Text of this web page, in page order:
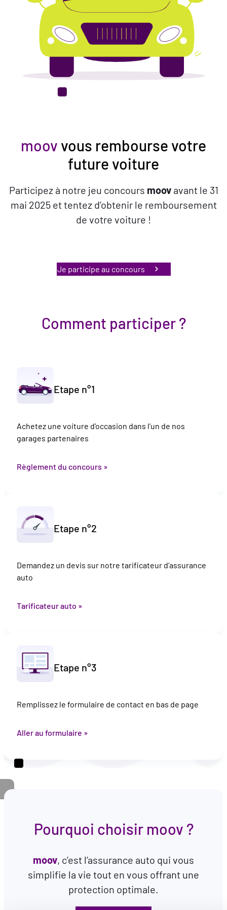
FRDE EN
moov vous rembourse votre
future voiture
Participez à notre jeu concours moovavant le 31
mai 2025 et tentez d’obtenir le remboursement
de votre voiture !
Je participe au concours
Comment participer ?
Etape n°1
Achetez une voiture d’occasion dans l’un de nos
garages partenaires
Règlement du concours »
Etape n°2
Demandez un devis sur notre tarificateur d’assurance
auto
Tarificateur auto »
Etape n°3
Remplissez le formulaire de contact en bas de page
Aller au formulaire »
Pourquoi choisir moov ?
moov, c’est l’assurance auto qui vous
simplifie la vie tout en vous offrant une
protection optimale.